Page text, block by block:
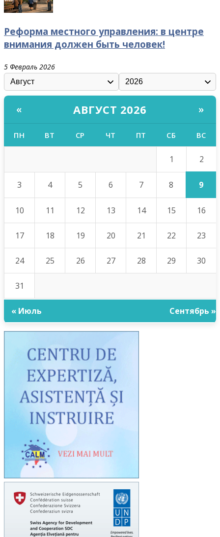
Реформа местного управления: в центре
внимания должен быть человек!
5 Февраль 2026
« АВГУСТ 2026 »
ПН ВТ СР ЧТ ПТ СБ ВС
1 2
3 4 5 6 7 8 9
10 11 12 13 14 15 16
17 18 19 20 21 22 23
24 25 26 27 28 29 30
31
« Июль Сентябрь »